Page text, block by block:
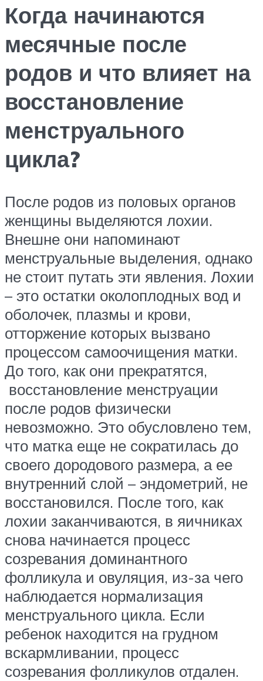
Когда начинаются
месячные после
родов и что влияет на
восстановление
менструального
цикла?
После родов из половых органов
женщины выделяются лохии.
Внешне они напоминают
менструальные выделения, однако
не стоит путать эти явления. Лохии
– это остатки околоплодных вод и
оболочек, плазмы и крови,
отторжение которых вызвано
процессом самоочищения матки.
До того, как они прекратятся,
восстановление менструации
после родов физически
невозможно. Это обусловлено тем,
что матка еще не сократилась до
своего дородового размера, а ее
внутренний слой – эндометрий, не
восстановился. После того, как
лохии заканчиваются, в яичниках
снова начинается процесс
созревания доминантного
фолликула и овуляция, из-за чего
наблюдается нормализация
менструального цикла. Если
ребенок находится на грудном
вскармливании, процесс
созревания фолликулов отдален.